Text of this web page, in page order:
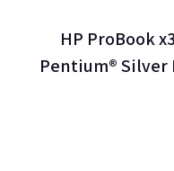
HP ProBook
Pentium® Silver